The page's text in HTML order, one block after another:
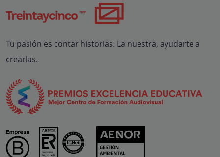
Tu pasión es contar historias. La nuestra, ayudarte a
crearlas.